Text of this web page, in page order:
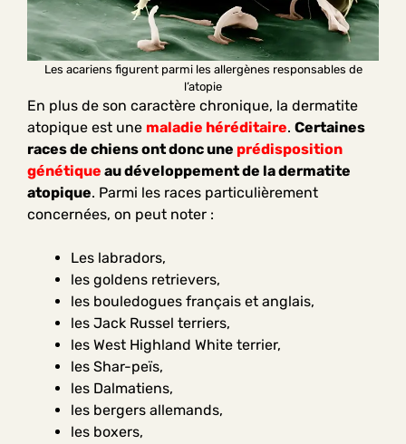
Les acariens figurent parmi les allergènes responsables de
l’atopie
En plus de son caractère chronique, la dermatite
atopique est une maladie héréditaire. Certaines
races de chiens ont donc une prédisposition
génétique au développement de la dermatite
atopique. Parmi les races particulièrement
concernées, on peut noter :
Les labradors,
les goldens retrievers,
les bouledogues français et anglais,
les Jack Russel terriers,
les West Highland White terrier,
les Shar-peïs,
les Dalmatiens,
les bergers allemands,
les boxers,